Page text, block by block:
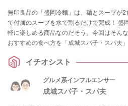
無印良品の「盛岡冷麵」は、麺とスープが
て付属のスープを水で割るだけで完成！ 盛
軽に楽しめる商品なのだそう。今回はそん
おすすめの食べ方を「成城スパ子・スパ夫
参考にしてみてくださいね。
イチオシスト
グルメ系インフルエンサー
成城スパ子・スパ夫